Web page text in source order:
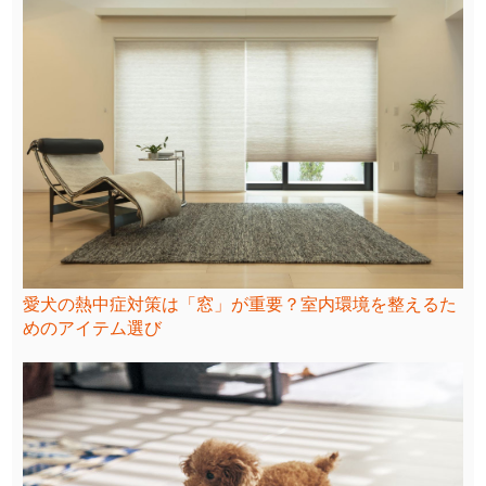
愛犬の熱中症対策は「窓」が重要？室内環境を整えるた
めのアイテム選び